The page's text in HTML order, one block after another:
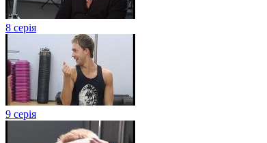
8 серія
9 серія